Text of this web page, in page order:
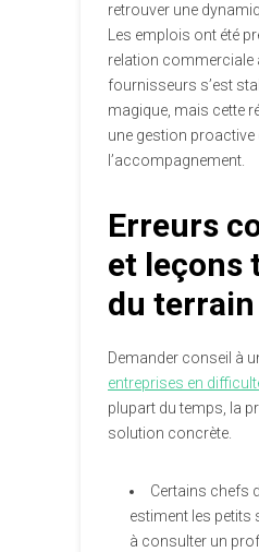
retrouver une
Les emplois ont été
relation commerciale
fournisseurs s’est
magique, mais cette
une gestion proactive
l’accompagnement.
Erreurs
et leçons
du terrain
Demander conseil à
entreprises en
plupart du temps, la
solution concrète.
Certains chefs
estiment les petits
à consulter un